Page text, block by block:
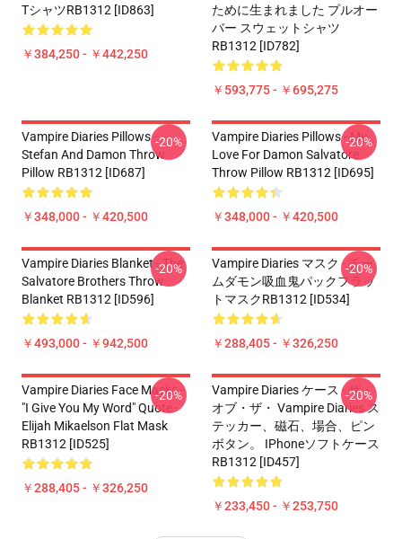
TシャツRB1312 [ID863]
￥384,250 - ￥442,250
ために生まれました プルオー
バー スウェットシャツ
RB1312 [ID782]
￥593,775 - ￥695,275
Vampire Diaries Pillows -
Stefan And Damon Throw
Pillow RB1312 [ID687]
￥348,000 - ￥420,500
-20%
Vampire Diaries Pillows - My
Love For Damon Salvatore
Throw Pillow RB1312 [ID695]
￥348,000 - ￥420,500
-20%
Vampire Diaries Blanket - The
Salvatore Brothers Throw
Blanket RB1312 [ID596]
￥493,000 - ￥942,500
-20%
Vampire Diaries マスク - チー
ムダモン吸血鬼パックフラッ
トマスクRB1312 [ID534]
￥288,405 - ￥326,250
-20%
Vampire Diaries Face Masks -
"I Give You My Word" Quote -
Elijah Mikaelson Flat Mask
RB1312 [ID525]
￥288,405 - ￥326,250
-20%
Vampire Diaries ケース - ザ・
オブ・ザ・ Vampire Diaries ス
テッカー、磁石、場合、ピン
ボタン。 IPhoneソフトケース
RB1312 [ID457]
￥233,450 - ￥253,750
-20%